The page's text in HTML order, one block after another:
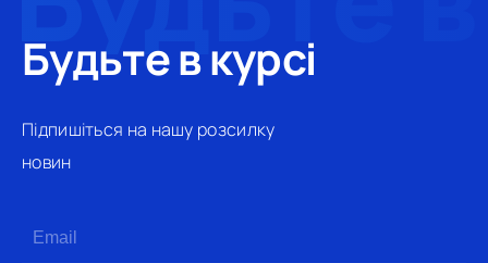
Будьте в курсі
Підпишіться на нашу розсилку
новин